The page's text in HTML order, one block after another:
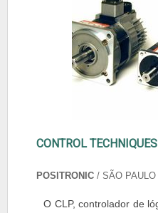
CONTROL
POSITRONIC / SÃO PAULO
O CLP, controlador de